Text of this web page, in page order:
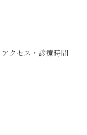
アクセス・診療時間